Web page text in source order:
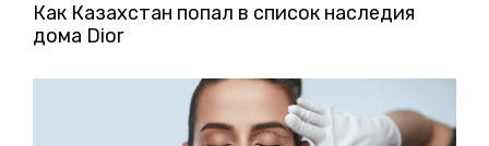
Как Казахстан попал в список наследия
дома Dior